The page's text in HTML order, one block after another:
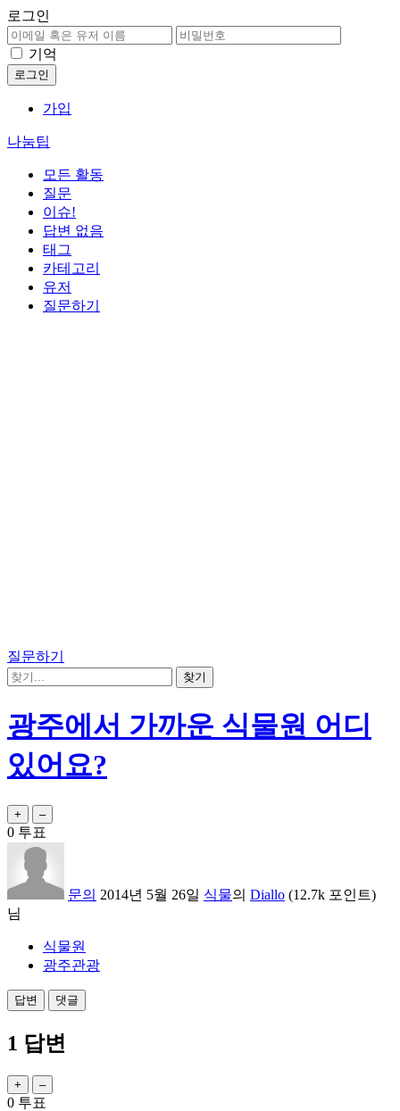
로그인
기억
가입
나눔팁
모든 활동
질문
이슈!
답변 없음
태그
카테고리
유저
질문하기
질문하기
광주에서 가까운 식물원 어디
있어요?
0 투표
문의 2014년 5월 26일 식물의 Diallo (12.7k 포인트)
님
식물원
광주관광
1 답변
0 투표